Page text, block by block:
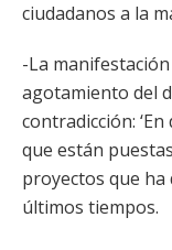
ciudadanos a la
-La
agotamiento del
contradicción:
que están
proyectos que
últimos tiempos.